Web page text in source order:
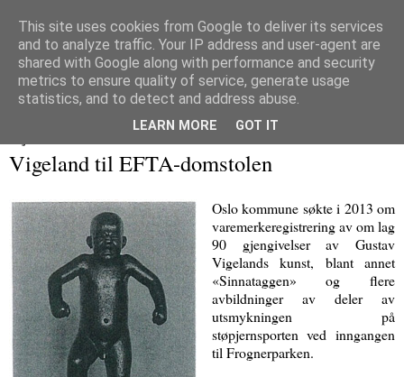
Immaterialretts­trollet
En blogg om immaterialrett og tilliggende herligheter
Vigeland til EFTA-domstolen
Oslo kommune søkte i 2013 om
varemerkeregistrering av om lag
90 gjengivelser av Gustav
Vigelands kunst, blant annet
«Sinnataggen» og flere
avbildninger av deler av
utsmykningen på
støpjernsporten ved inngangen
til Frognerparken.
This site uses cookies from Google to deliver its services
and to analyze traffic. Your IP address and user-agent are
shared with Google along with performance and security
metrics to ensure quality of service, generate usage
statistics, and to detect and address abuse.
LEARN MORE GOT IT